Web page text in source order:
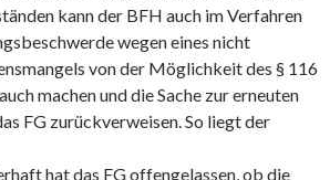
kann der BFH auch im Verfahren
wegen eines nicht
von der Möglichkeit des § 116
machen und die Sache zur erneuten
FG zurückverweisen. So liegt der
hat das FG offengelassen, ob die